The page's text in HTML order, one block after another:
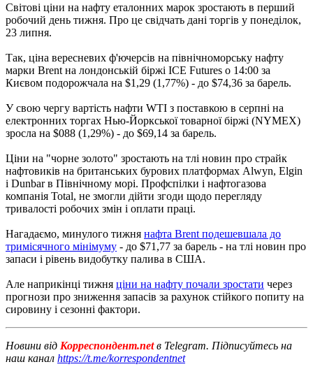
Світові ціни на нафту еталонних марок зростають в перший
робочий день тижня. Про це свідчать дані торгів у понеділок,
23 липня.
Так, ціна вересневих ф'ючерсів на північноморську нафту
марки Brent на лондонській біржі ICE Futures о 14:00 за
Києвом подорожчала на $1,29 (1,77%) - до $74,36 за барель.
У свою чергу вартість нафти WTI з поставкою в серпні на
електронних торгах Нью-Йоркської товарної біржі (NYMEX)
зросла на $088 (1,29%) - до $69,14 за барель.
Ціни на "чорне золото" зростають на тлі новин про страйк
нафтовиків на британських бурових платформах Alwyn, Elgin
і Dunbar в Північному морі. Профспілки і нафтогазова
компанія Total, не змогли дійти згоди щодо перегляду
тривалості робочих змін і оплати праці.
Нагадаємо, минулого тижня нафта Brent подешевшала до
тримісячного мінімуму - до $71,77 за барель - на тлі новин про
запаси і рівень видобутку палива в США.
Але наприкінці тижня ціни на нафту почали зростати через
прогнози про зниження запасів за рахунок стійкого попиту на
сировину і сезонні фактори.
Новини від Корреспондент.netв Telegram. Підписуйтесь на
наш канал https://t.me/korrespondentnet